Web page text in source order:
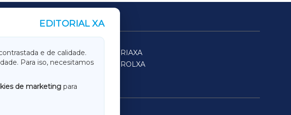
EDITORIAL XA
e de calidade.
Para iso, necesitamos
de marketing para
SARRIAXA
FERROLXA